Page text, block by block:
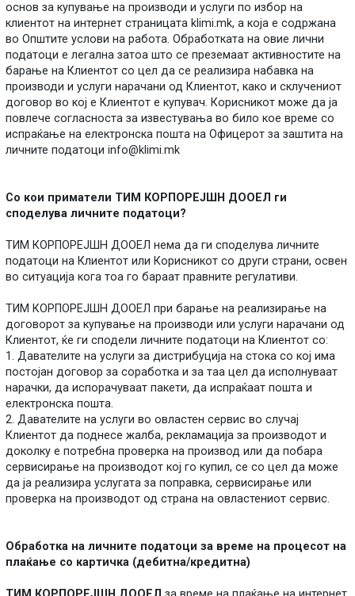
основ за купување на производи и услуги по избор на
клиентот на интернет страницата klimi.mk, а која е содржана
во Општите услови на работа. Обработката на овие лични
податоци е легална затоа што се преземаат активностите на
барање на Клиентот со цел да се реализира набавка на
производи и услуги нарачани од Клиентот, како и склучениот
договор во кој е Клиентот е купувач. Корисникот може да ја
повлече согласноста за известувања во било кое време со
испраќање на електронска пошта на Офицерот за заштита на
личните податоци info@klimi.mk
Со кои приматели ТИМ КОРПОРЕЈШН ДООЕЛ ги
споделува личните податоци?
ТИМ КОРПОРЕЈШН ДООЕЛ нема да ги споделува личните
податоци на Клиентот или Корисникот со други страни, освен
во ситуација кога тоа го бараат правните регулативи.
ТИМ КОРПОРЕЈШН ДООЕЛ при барање на реализирање на
договорот за купување на производи или услуги нарачани од
Клиентот, ќе ги сподели личните податоци на Клиентот со:
1. Давателите на услуги за дистрибуција на стока со кој има
постојан договор за соработка и за таа цел да исполнуваат
нарачки, да испорачуваат пакети, да испраќаат пошта и
електронска пошта.
2. Давателите на услуги во овластен сервис во случај
Клиентот да поднесе жалба, рекламација за производот и
доколку е потребна проверка на производ или да побара
сервисирање на производот кој го купил, се со цел да може
да ја реализира услугата за поправка, сервисирање или
проверка на производот од страна на овластениот сервис.
Обработка на личните податоци за време на процесот на
плаќање со картичка (дебитна/кредитна)